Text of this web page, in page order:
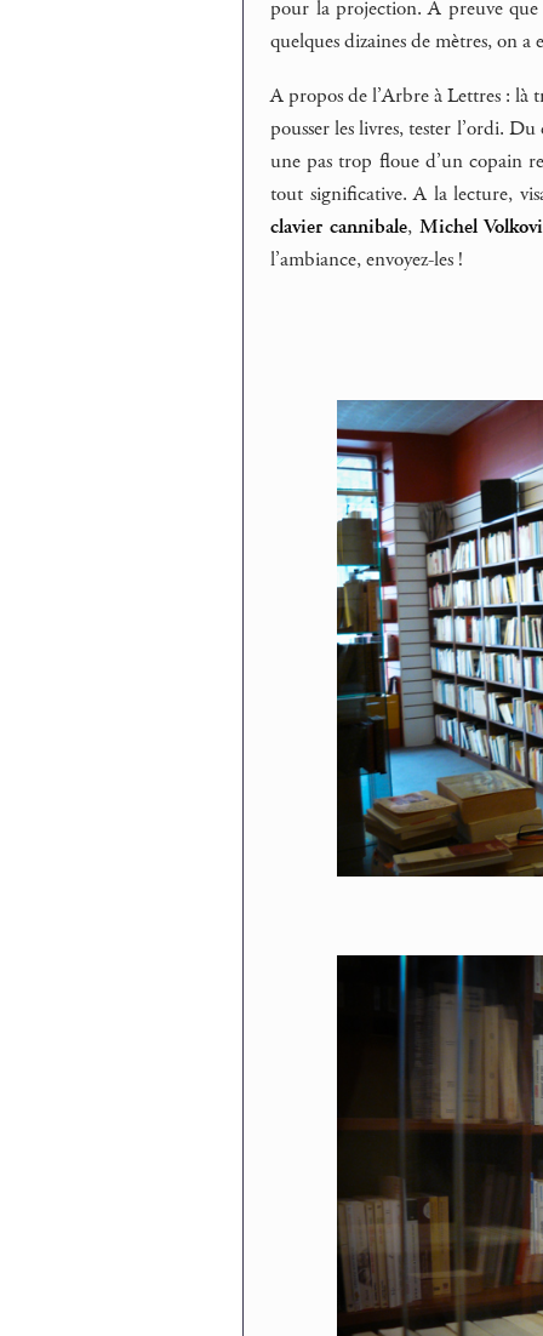
pour la projection. A preuve que
quelques dizaines de mètres, on a
A propos de l’Arbre à Lettres : là
pousser les livres, tester l’ordi.
une pas trop floue d’un copain
tout significative. A la lecture,
clavier cannibale,Michel
l’ambiance, envoyez-les !